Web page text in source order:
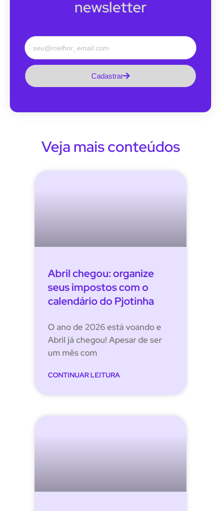
newsletter
Cadastrar
Veja mais conteúdos
Abril chegou: organize
seus impostos com o
calendário do Pjotinha
O ano de 2026 está voando e
Abril já chegou! Apesar de ser
um mês com
CONTINUAR LEITURA